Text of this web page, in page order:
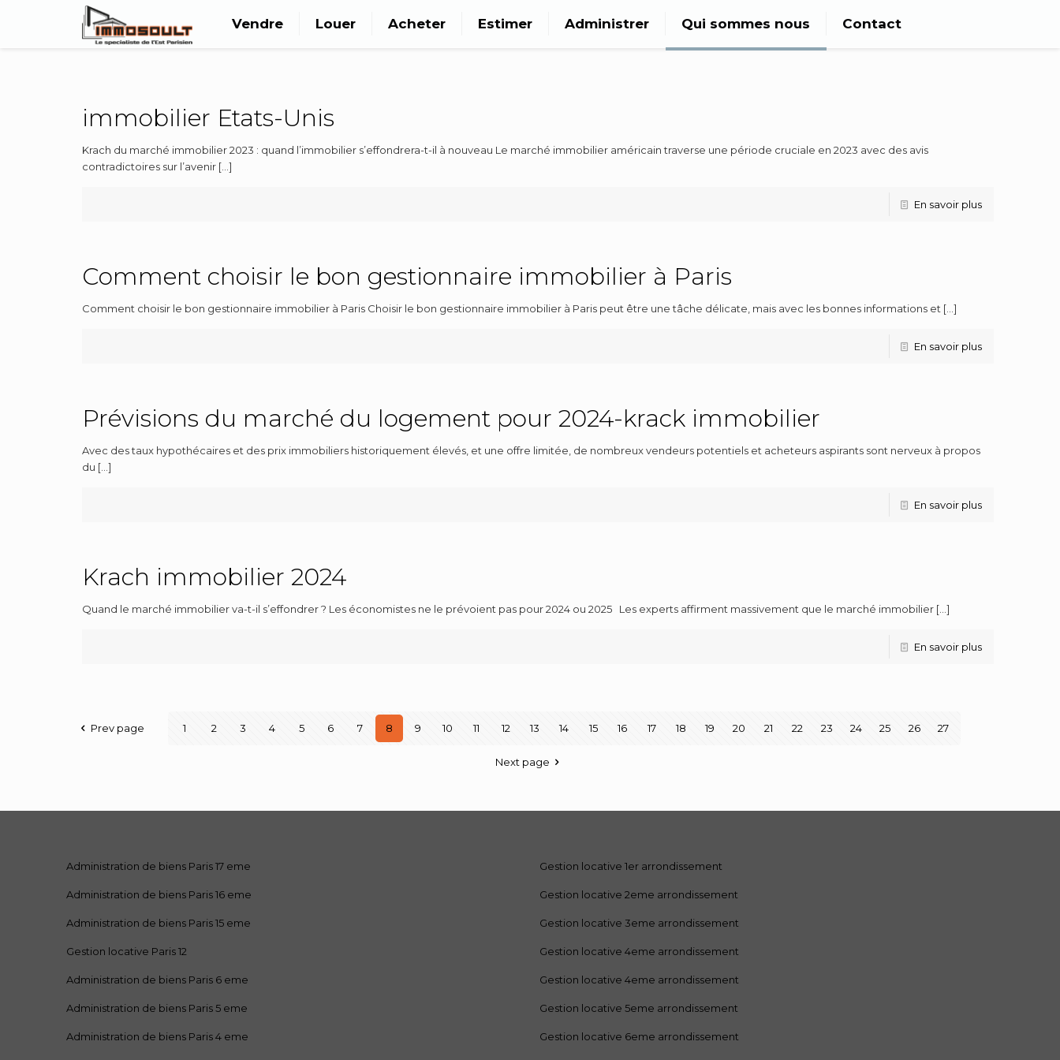
Vendre Louer Acheter Estimer Administrer Qui sommes nous Contact
immobilier Etats-Unis
Krach du marché immobilier 2023 : quand l’immobilier s’effondrera-t-il à nouveau Le marché immobilier américain traverse une période cruciale en 2023 avec des avis
contradictoires sur l’avenir […]
En savoir plus
Comment choisir le bon gestionnaire immobilier à Paris
Comment choisir le bon gestionnaire immobilier à Paris Choisir le bon gestionnaire immobilier à Paris peut être une tâche délicate, mais avec les bonnes informations et […]
En savoir plus
Prévisions du marché du logement pour 2024-krack immobilier
Avec des taux hypothécaires et des prix immobiliers historiquement élevés, et une offre limitée, de nombreux vendeurs potentiels et acheteurs aspirants sont nerveux à propos
du […]
En savoir plus
Krach immobilier 2024
Quand le marché immobilier va-t-il s’effondrer ? Les économistes ne le prévoient pas pour 2024 ou 2025 Les experts affirment massivement que le marché immobilier […]
En savoir plus
Prev page 1 2 3 4 5 6 7 8 9 10 11 12 13 14 15 16 17 18 19 20 21 22 23 24 25 26 27
Next page
Administration de biens Paris 17 eme
Administration de biens Paris 16 eme
Administration de biens Paris 15 eme
Gestion locative Paris 12
Administration de biens Paris 6 eme
Administration de biens Paris 5 eme
Administration de biens Paris 4 eme
Gestion locative 1er arrondissement
Gestion locative 2eme arrondissement
Gestion locative 3eme arrondissement
Gestion locative 4eme arrondissement
Gestion locative 4eme arrondissement
Gestion locative 5eme arrondissement
Gestion locative 6eme arrondissement